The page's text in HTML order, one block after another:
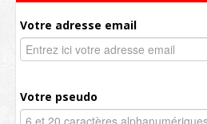
Votre adresse email
Votre pseudo